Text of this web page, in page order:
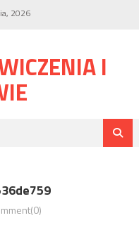
2026
I